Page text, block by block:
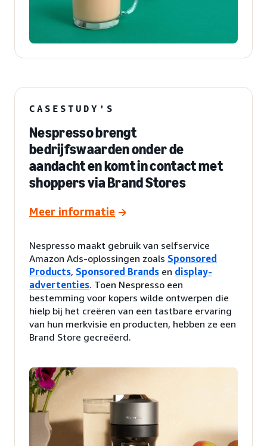
CASESTUDY'S
Nespresso brengt
bedrijfswaarden onder de
aandacht en komt in contact met
shoppers via Brand Stores
Meer informatie
Nespresso maakt gebruik van selfservice
Amazon Ads-oplossingen zoals Sponsored
Products, Sponsored Brands en display-
advertenties. Toen Nespresso een
bestemming voor kopers wilde ontwerpen die
hielp bij het creëren van een tastbare ervaring
van hun merkvisie en producten, hebben ze een
Brand Store gecreëerd.